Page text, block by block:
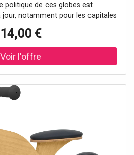
politique de ces globes est
notamment pour les capitales
aux enfants. CalyToys utilise plus
d'impression pour une plus
Notice d'instruction détaillée. Pour
: Pour des raisons d'hygiène, les
14,00 €